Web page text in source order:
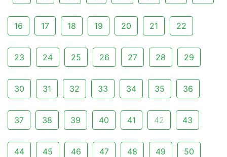
16 17 18 19 20 21 22
23 24 25 26 27 28 29
30 31 32 33 34 35 36
37 38 39 40 41 42 43
44 45 46 47 48 49 50